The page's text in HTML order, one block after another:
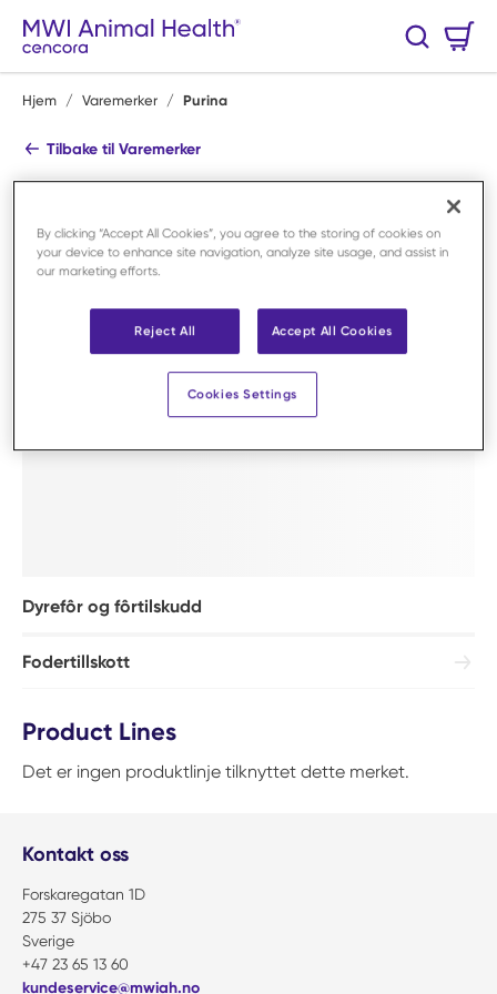
Hopp til hovedinnhold
Søk
Hjem / Varemerker / Purina
Tilbake til Varemerker
Purina Se alle produkter
Shop By Category
Dyrefôr og fôrtilskudd
Fodertillskott
Product Lines
Det er ingen produktlinje tilknyttet dette merket.
Kontakt oss
Forskaregatan 1D
275 37 Sjöbo
Sverige
+47 23 65 13 60
kundeservice@mwiah.no
By clicking “Accept All Cookies”, you agree to the storing of cookies on
your device to enhance site navigation, analyze site usage, and assist in
our marketing efforts.
Reject All Accept All Cookies
Cookies Settings